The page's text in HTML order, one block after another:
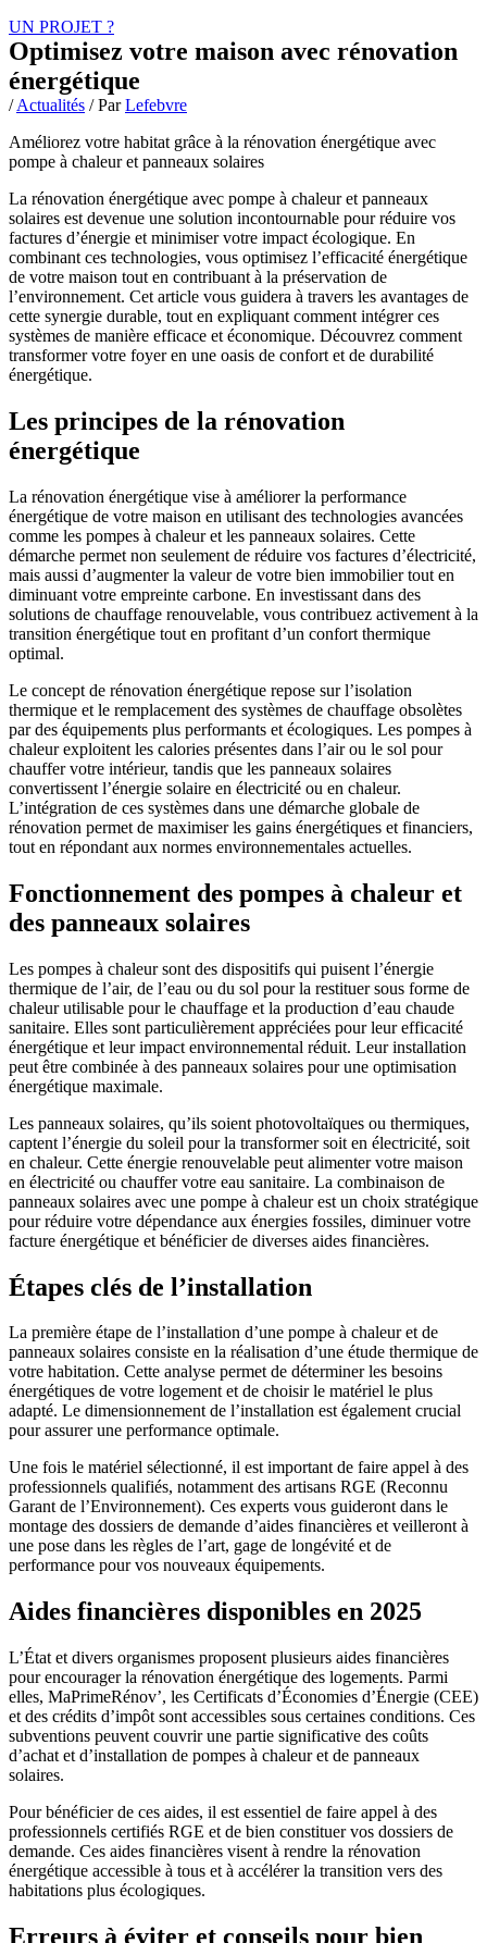
UN PROJET ?
Optimisez votre maison avec rénovation
énergétique
/Actualités / ParLefebvre
Améliorez votre habitat grâce à la rénovation énergétique avec
pompe à chaleur et panneaux solaires
La rénovation énergétique avec pompe à chaleur et panneaux
solaires est devenue une solution incontournable pour réduire vos
factures d’énergie et minimiser votre impact écologique. En
combinant ces technologies, vous optimisez l’efficacité énergétique
de votre maison tout en contribuant à la préservation de
l’environnement. Cet article vous guidera à travers les avantages de
cette synergie durable, tout en expliquant comment intégrer ces
systèmes de manière efficace et économique. Découvrez comment
transformer votre foyer en une oasis de confort et de durabilité
énergétique.
Les principes de la rénovation
énergétique
La rénovation énergétique vise à améliorer la performance
énergétique de votre maison en utilisant des technologies avancées
comme les pompes à chaleur et les panneaux solaires. Cette
démarche permet non seulement de réduire vos factures d’électricité,
mais aussi d’augmenter la valeur de votre bien immobilier tout en
diminuant votre empreinte carbone. En investissant dans des
solutions de chauffage renouvelable, vous contribuez activement à la
transition énergétique tout en profitant d’un confort thermique
optimal.
Le concept de rénovation énergétique repose sur l’isolation
thermique et le remplacement des systèmes de chauffage obsolètes
par des équipements plus performants et écologiques. Les pompes à
chaleur exploitent les calories présentes dans l’air ou le sol pour
chauffer votre intérieur, tandis que les panneaux solaires
convertissent l’énergie solaire en électricité ou en chaleur.
L’intégration de ces systèmes dans une démarche globale de
rénovation permet de maximiser les gains énergétiques et financiers,
tout en répondant aux normes environnementales actuelles.
Fonctionnement des pompes à chaleur et
des panneaux solaires
Les pompes à chaleur sont des dispositifs qui puisent l’énergie
thermique de l’air, de l’eau ou du sol pour la restituer sous forme de
chaleur utilisable pour le chauffage et la production d’eau chaude
sanitaire. Elles sont particulièrement appréciées pour leur efficacité
énergétique et leur impact environnemental réduit. Leur installation
peut être combinée à des panneaux solaires pour une optimisation
énergétique maximale.
Les panneaux solaires, qu’ils soient photovoltaïques ou thermiques,
captent l’énergie du soleil pour la transformer soit en électricité, soit
en chaleur. Cette énergie renouvelable peut alimenter votre maison
en électricité ou chauffer votre eau sanitaire. La combinaison de
panneaux solaires avec une pompe à chaleur est un choix stratégique
pour réduire votre dépendance aux énergies fossiles, diminuer votre
facture énergétique et bénéficier de diverses aides financières.
Étapes clés de l’installation
La première étape de l’installation d’une pompe à chaleur et de
panneaux solaires consiste en la réalisation d’une étude thermique de
votre habitation. Cette analyse permet de déterminer les besoins
énergétiques de votre logement et de choisir le matériel le plus
adapté. Le dimensionnement de l’installation est également crucial
pour assurer une performance optimale.
Une fois le matériel sélectionné, il est important de faire appel à des
professionnels qualifiés, notamment des artisans RGE (Reconnu
Garant de l’Environnement). Ces experts vous guideront dans le
montage des dossiers de demande d’aides financières et veilleront à
une pose dans les règles de l’art, gage de longévité et de
performance pour vos nouveaux équipements.
Aides financières disponibles en 2025
L’État et divers organismes proposent plusieurs aides financières
pour encourager la rénovation énergétique des logements. Parmi
elles, MaPrimeRénov’, les Certificats d’Économies d’Énergie (CEE)
et des crédits d’impôt sont accessibles sous certaines conditions. Ces
subventions peuvent couvrir une partie significative des coûts
d’achat et d’installation de pompes à chaleur et de panneaux
solaires.
Pour bénéficier de ces aides, il est essentiel de faire appel à des
professionnels certifiés RGE et de bien constituer vos dossiers de
demande. Ces aides financières visent à rendre la rénovation
énergétique accessible à tous et à accélérer la transition vers des
habitations plus écologiques.
Erreurs à éviter et conseils pour bien